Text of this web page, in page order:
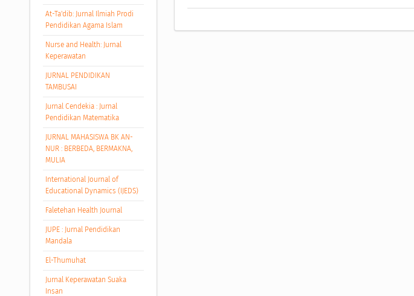
At-Ta'dib: Jurnal Ilmiah Prodi
Pendidikan Agama Islam
Nurse and Health: Jurnal
Keperawatan
JURNAL PENDIDIKAN
TAMBUSAI
Jurnal Cendekia : Jurnal
Pendidikan Matematika
JURNAL MAHASISWA BK AN-
NUR : BERBEDA, BERMAKNA,
MULIA
International Journal of
Educational Dynamics (IJEDS)
Faletehan Health Journal
JUPE : Jurnal Pendidikan
Mandala
El-Thumuhat
Jurnal Keperawatan Suaka
Insan